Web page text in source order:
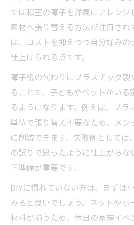
では和室の障子を洋風にアレンジ
素材へ張り替える方法が注目され
は、コストを抑えつつ自分好み
仕上げられる点です。
障子紙の代わりにプラスチック製
ることで、子どもやペットがい
るようになります。例えば、プラ
単位で張り替え不要なため、メ
に削減できます。失敗例としては
の誤りで思ったように仕上がらな
下準備が重要です。
DIYに慣れていない方は、まずは
みると良いでしょう。ネットやホ
材料が揃うため、休日の家族イベ